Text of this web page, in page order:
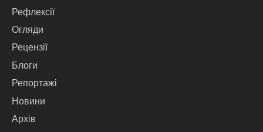
Рефлексії
Огляди
Рецензії
Блоги
Репортажі
Новини
Архів